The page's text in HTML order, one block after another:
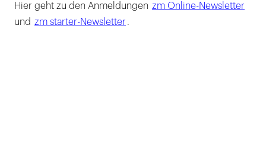
Hier geht zu den Anmeldungen zm Online-Newsletter
und zm starter-Newsletter .